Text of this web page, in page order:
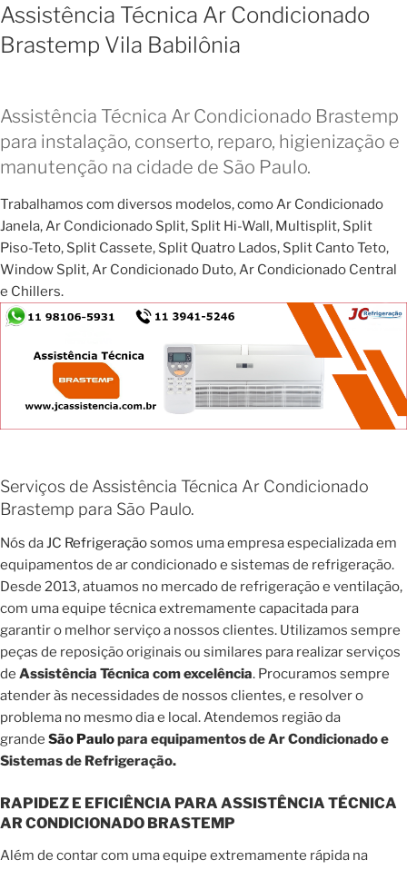
Assistência Técnica Ar Condicionado
Brastemp Vila Babilônia
Assistência Técnica Ar Condicionado Brastemp
para instalação, conserto, reparo, higienização e
manutenção na cidade de São Paulo.
Trabalhamos com diversos modelos, como Ar Condicionado
Janela, Ar Condicionado Split, Split Hi-Wall, Multisplit, Split
Piso-Teto, Split Cassete, Split Quatro Lados, Split Canto Teto,
Window Split, Ar Condicionado Duto, Ar Condicionado Central
e Chillers.
Serviços de Assistência Técnica Ar Condicionado
Brastemp para São Paulo.
Nós daJC Refrigeraçãosomos uma empresa especializada em
equipamentos de ar condicionado e sistemas de refrigeração.
Desde 2013, atuamos no mercado de refrigeração e ventilação,
com uma equipe técnica extremamente capacitada para
garantir o melhor serviço a nossos clientes. Utilizamos sempre
peças de reposição originais ou similares para realizar serviços
de Assistência Técnica com excelência. Procuramos sempre
atender às necessidades de nossos clientes, e resolver o
problema no mesmo dia e local. Atendemos região da
grande São Paulopara equipamentos de Ar Condicionado e
Sistemas de Refrigeração.
RAPIDEZ E EFICIÊNCIA PARA ASSISTÊNCIA TÉCNICA
AR CONDICIONADO BRASTEMP
Além de contar com uma equipe extremamente rápida na